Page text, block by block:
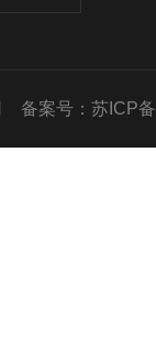
备案号：苏ICP